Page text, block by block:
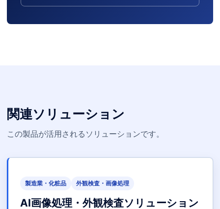
関連ソリューション
この製品が活用されるソリューションです。
製造業・化粧品 外観検査・画像処理
AI画像処理・外観検査ソリューション